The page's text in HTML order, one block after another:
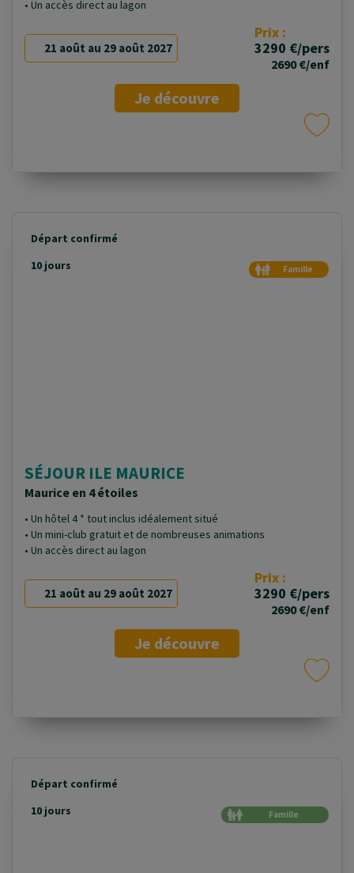
• Un accès direct au lagon
21 août au 29 août 2027
Prix :
3290 €/pers
2690 €/enf
Je découvre
Départ confirmé
10 jours
Famille
SÉJOUR ILE MAURICE
Maurice en 4 étoiles
• Un hôtel 4 * tout inclus idéalement situé
• Un mini-club gratuit et de nombreuses animations
• Un accès direct au lagon
21 août au 29 août 2027
Prix :
3290 €/pers
2690 €/enf
Je découvre
Départ confirmé
10 jours
Famille